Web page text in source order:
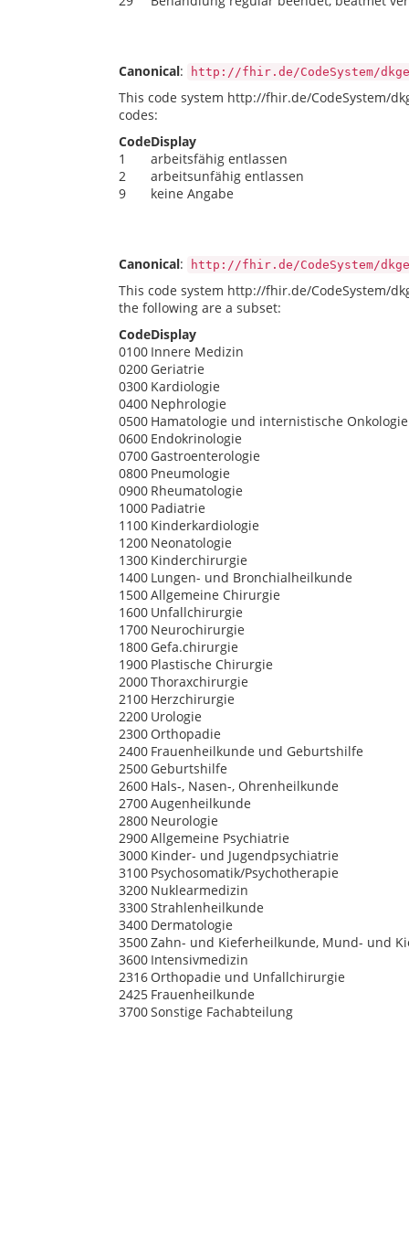
Canonical: http://fhir.de/CodeSystem/
This code system http://fhir.de/CodeSystem/
codes:
CodeDisplay
1
arbeitsfähig entlassen
2
arbeitsunfähig entlassen
9
keine Angabe
Canonical: http://fhir.de/CodeSystem/
This code system http://fhir.de/CodeSystem/
the following are a subset:
CodeDisplay
0100 Innere Medizin
0200 Geriatrie
0300 Kardiologie
0400 Nephrologie
0500 Hamatologie und internistische Onkologie
0600 Endokrinologie
0700 Gastroenterologie
0800 Pneumologie
0900 Rheumatologie
1000 Padiatrie
1100 Kinderkardiologie
1200 Neonatologie
1300 Kinderchirurgie
1400 Lungen- und Bronchialheilkunde
1500Allgemeine Chirurgie
1600 Unfallchirurgie
1700 Neurochirurgie
1800 Gefa.chirurgie
1900 Plastische Chirurgie
2000Thoraxchirurgie
2100 Herzchirurgie
2200 Urologie
2300 Orthopadie
2400 Frauenheilkunde und Geburtshilfe
2500 Geburtshilfe
2600 Hals-, Nasen-, Ohrenheilkunde
2700Augenheilkunde
2800 Neurologie
2900Allgemeine Psychiatrie
3000 Kinder- und Jugendpsychiatrie
3100 Psychosomatik/Psychotherapie
3200 Nuklearmedizin
3300Strahlenheilkunde
3400 Dermatologie
3500Zahn- und Kieferheilkunde, Mund- und
3600 Intensivmedizin
2316 Orthopadie und Unfallchirurgie
2425 Frauenheilkunde
3700Sonstige Fachabteilung